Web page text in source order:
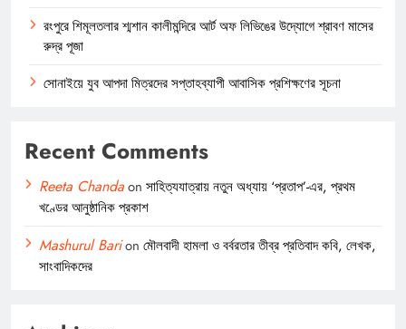
রংপুরে শিমূলতলার শ্মশান কালীমন্দিরে আর্ট অফ লিভিঙের উদ্যোগে শ্রাবণ মাসের
রুদ্র পূজা
সোনাইয়ে যুব আপদা মিত্রদের সপ্তাহব্যাপী আবাসিক প্রশিক্ষণের সূচনা
Recent Comments
Reeta Chandaon সাহিত্যযাত্রায় নতুন অধ্যায় ‘প্রতাপ’-এর, প্রথম
খণ্ডের আনুষ্ঠানিক প্রকাশ
Mashurul Barion মৌলবাদী হামলা ও বর্বরতার তীব্র প্রতিবাদ কবি, লেখক,
সাংবাদিকদের